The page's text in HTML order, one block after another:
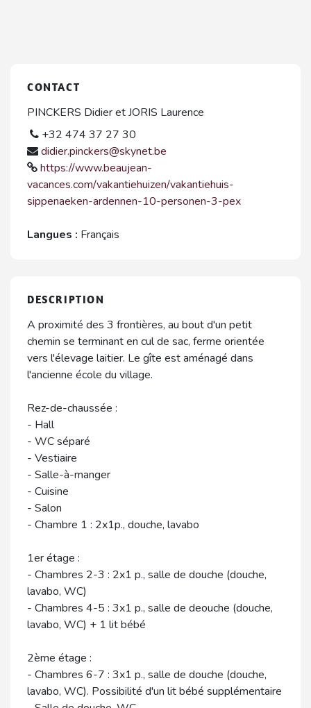
CONTACT
PINCKERS Didier et JORIS Laurence
+32 474 37 27 30
didier.pinckers@skynet.be
https://www.beaujean-
vacances.com/vakantiehuizen/vakantiehuis-
sippenaeken-ardennen-10-personen-3-pex
Langues : Français
DESCRIPTION
A proximité des 3 frontières, au bout d'un petit
chemin se terminant en cul de sac, ferme orientée
vers l'élevage laitier. Le gîte est aménagé dans
l'ancienne école du village.
Rez-de-chaussée :
- Hall
- WC séparé
- Vestiaire
- Salle-à-manger
- Cuisine
- Salon
- Chambre 1 : 2x1p., douche, lavabo
1er étage :
- Chambres 2-3 : 2x1 p., salle de douche (douche,
lavabo, WC)
- Chambres 4-5 : 3x1 p., salle de deouche (douche,
lavabo, WC) + 1 lit bébé
2ème étage :
- Chambres 6-7 : 3x1 p., salle de douche (douche,
lavabo, WC). Possibilité d'un lit bébé supplémentaire